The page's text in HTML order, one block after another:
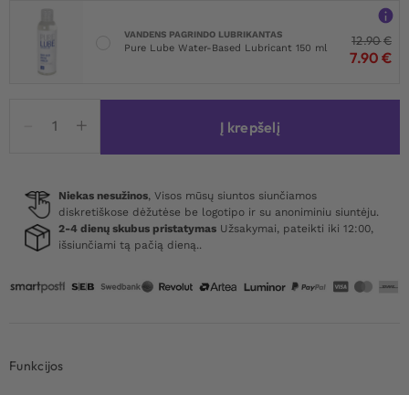
VANDENS PAGRINDO LUBRIKANTAS
Pure Lube Water-Based Lubricant 150 ml
12.90€
7.90 €
kiekis:
Vinyl
Claw
Gloves
Į krepšelį
Niekas nesužinos, Visos mūsų siuntos siunčiamos
diskretiškose dėžutėse be logotipo ir su anoniminiu siuntėju.
2-4 dienų skubus pristatymas Užsakymai, pateikti iki 12:00,
išsiunčiami tą pačią dieną..
Funkcijos